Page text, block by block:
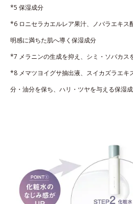
*5 保湿成分
*6 ロニセラカエルレア果汁、ノバラエキス
明感に満ちた肌へ導く保湿成分
*7 メラニンの生成を抑え、シミ・ソバカス
*8 メマツヨイグサ抽出液、スイカズラエキ
分・油分を保ち、ハリ・ツヤを与える保湿